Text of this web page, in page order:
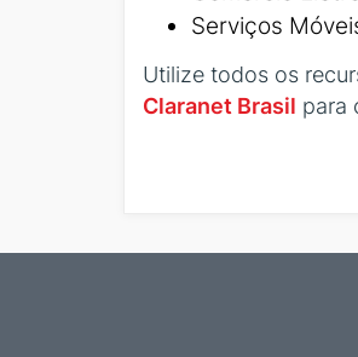
Serviços
Utilize todos os
Claranet Brasil para